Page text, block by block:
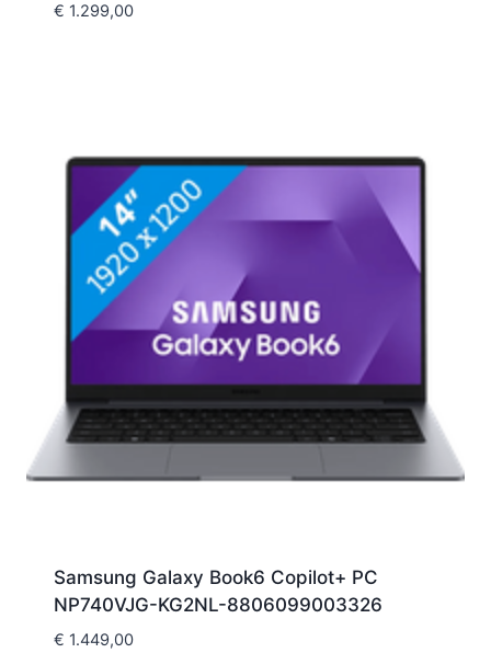
€ 1.299,00
Samsung Galaxy Book6 Copilot+ PC
NP740VJG-KG2NL-8806099003326
€ 1.449,00